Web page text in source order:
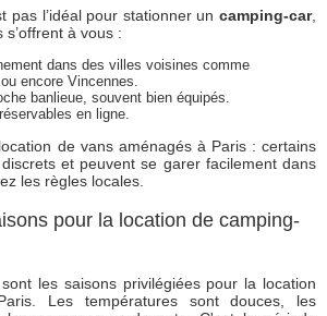
pas l’idéal pour stationner un camping-car,
à vous :
dans des villes voisines comme
ou encore Vincennes.
banlieue, souvent bien équipés.
en ligne.
de vans aménagés à Paris : certains
et peuvent se garer facilement dans
les règles locales.
pour la location de camping-
les saisons privilégiées pour la location
Les températures sont douces, les